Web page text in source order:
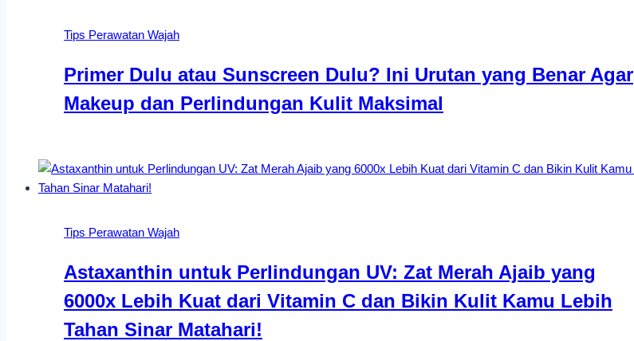
Tips Perawatan Wajah
Primer Dulu atau Sunscreen Dulu? Ini Urutan yang Benar Agar
Makeup dan Perlindungan Kulit Maksimal
Tips Perawatan Wajah
Astaxanthin untuk Perlindungan UV: Zat Merah Ajaib yang
6000x Lebih Kuat dari Vitamin C dan Bikin Kulit Kamu Lebih
Tahan Sinar Matahari!